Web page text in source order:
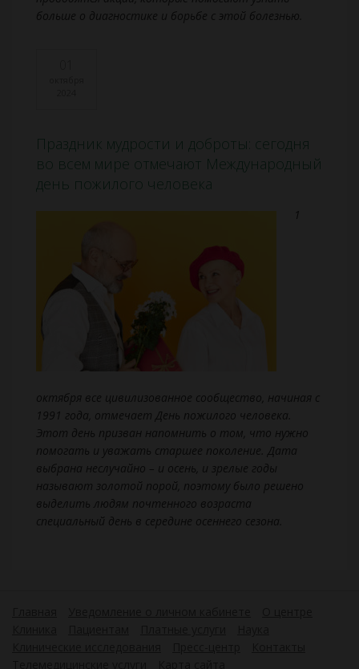
больше о диагностике и борьбе с этой болезнью.
Праздник мудрости и доброты: сегодня
во всем мире отмечают Международный
день пожилого человека
1
октября все цивилизованное сообщество, начиная с
1991 года, отмечает День пожилого человека.
Этот день призван напомнить о том, что нужно
помогать и уважать старшее поколение. Дата
выбрана неслучайно – и осень, и зрелые годы
называют золотой порой, поэтому было решено
выделить людям почтенного возраста
специальный день в середине осеннего сезона.